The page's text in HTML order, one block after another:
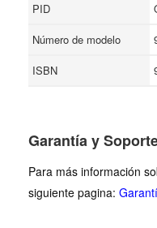
PID
Número de modelo
ISBN
Garantía y
Para más información
siguiente pagina: